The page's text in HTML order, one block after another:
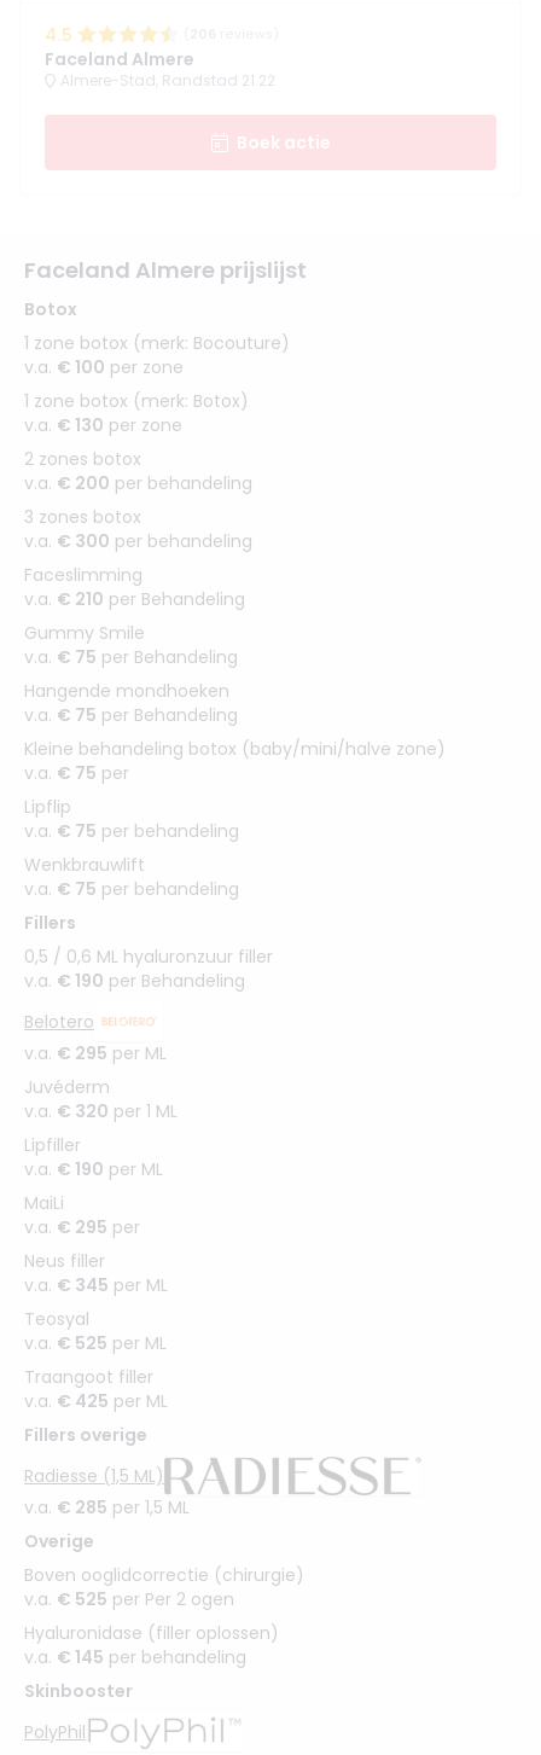
4.5
Faceland Almere
Almere-Stad, Randstad 21 22
Boek actie
Faceland Almere prijslijst
Botox
1 zone botox (merk: Bocouture)
v.a. € 100 per zone
1 zone botox (merk: Botox)
v.a. € 130 per zone
2 zones botox
v.a. € 200 per behandeling
3 zones botox
v.a. € 300 per behandeling
Faceslimming
v.a. € 210 per Behandeling
Gummy Smile
v.a. € 75 per Behandeling
Hangende mondhoeken
v.a. € 75 per Behandeling
Kleine behandeling botox (baby/mini/halve zone)
v.a. € 75 per
Lipflip
v.a. € 75 per behandeling
Wenkbrauwlift
v.a. € 75 per behandeling
Fillers
0,5 / 0,6 ML hyaluronzuur filler
v.a. € 190 per Behandeling
Belotero
v.a. € 295 per ML
Juvéderm
v.a. € 320 per 1 ML
Lipfiller
v.a. € 190 per ML
MaiLi
v.a. € 295 per
Neus filler
v.a. € 345 per ML
Teosyal
v.a. € 525 per ML
Traangoot filler
v.a. € 425 per ML
Fillers overige
Radiesse (1,5 ML)
v.a. € 285 per 1,5 ML
Overige
Boven ooglidcorrectie (chirurgie)
v.a. € 525 per Per 2 ogen
Hyaluronidase (filler oplossen)
v.a. € 145 per behandeling
Skinbooster
PolyPhil